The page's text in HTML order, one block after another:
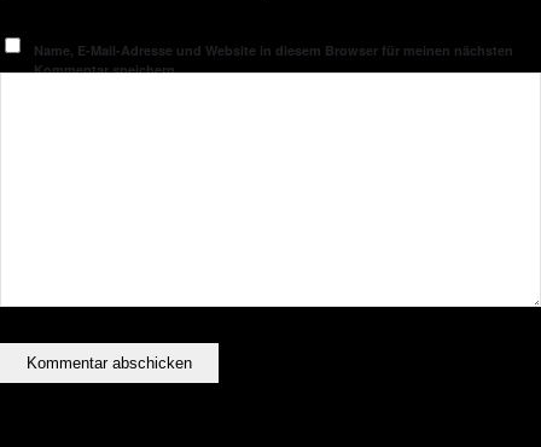
Name, E-Mail-Adresse und Website in diesem Browser für meinen nächsten
Kommentar speichern.